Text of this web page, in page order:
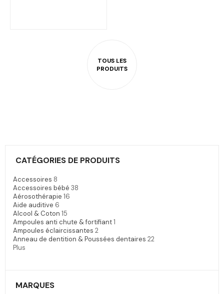
CATÉGORIES DE PRODUITS
Accessoires 8
Accessoires bébé 38
Aérosothérapie 16
Aide auditive 6
Alcool & Coton 15
Ampoules anti chute & fortifiant1
Ampoules éclaircissantes 2
Anneau de dentition & Poussées dentaires 22
Plus
MARQUES